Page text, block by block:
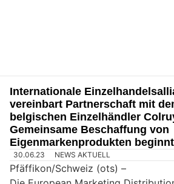
Internationale
vereinbart Partnerschaft mit
belgischen Einzelhändler
Gemeinsame Beschaffung von
Eigenmarkenprodukten
30.06.23 NEWS AKTUELL
Pfäffikon/Schweiz (ots) –